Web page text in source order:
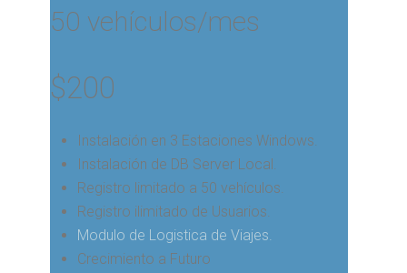
50 vehículos/mes
$200
Instalación en 3 Estaciones Windows.
Instalación de DB Server Local.
Registro limitado a 50 vehículos.
Registro ilimitado de Usuarios.
Modulo de Logistica de Viajes.
Crecimiento a Futuro